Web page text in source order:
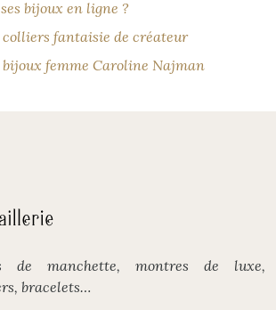
bijoux en ligne ?
colliers fantaisie de créateur
femme Caroline Najman
de manchette, montres de luxe,
bracelets…